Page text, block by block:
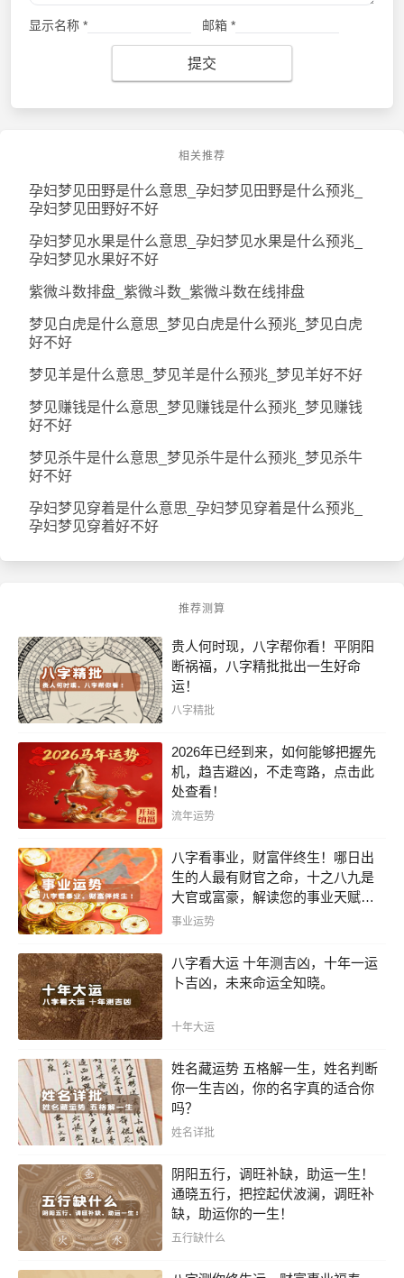
显示名称 * 邮箱 *
提交
相关推荐
孕妇梦见田野是什么意思_孕妇梦见田野是什么预兆_
孕妇梦见田野好不好
孕妇梦见水果是什么意思_孕妇梦见水果是什么预兆_
孕妇梦见水果好不好
紫微斗数排盘_紫微斗数_紫微斗数在线排盘
梦见白虎是什么意思_梦见白虎是什么预兆_梦见白虎
好不好
梦见羊是什么意思_梦见羊是什么预兆_梦见羊好不好
梦见赚钱是什么意思_梦见赚钱是什么预兆_梦见赚钱
好不好
梦见杀牛是什么意思_梦见杀牛是什么预兆_梦见杀牛
好不好
孕妇梦见穿着是什么意思_孕妇梦见穿着是什么预兆_
孕妇梦见穿着好不好
推荐测算
贵人何时现，八字帮你看！平阴阳
断祸福，八字精批批出一生好命
运！
八字精批
2026年已经到来，如何能够把握先
机，趋吉避凶，不走弯路，点击此
处查看！
流年运势
八字看事业，财富伴终生！哪日出
生的人最有财官之命，十之八九是
大官或富豪，解读您的事业天赋，
扭转当下不利困局！！
事业运势
八字看大运 十年测吉凶，十年一运
卜吉凶，未来命运全知晓。
十年大运
姓名藏运势 五格解一生，姓名判断
你一生吉凶，你的名字真的适合你
吗？
姓名详批
阴阳五行，调旺补缺，助运一生！
通晓五行，把控起伏波澜，调旺补
缺，助运你的一生！
五行缺什么